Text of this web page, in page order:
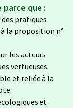
que :
pratiques
la proposition n°
les acteurs
vertueuses.
et reliée à la
et